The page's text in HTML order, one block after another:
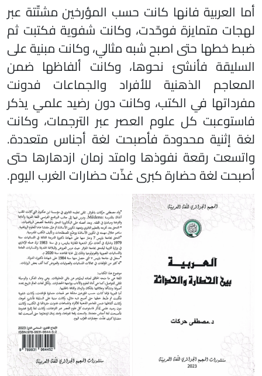
أما العربية فانها كانت حسب المؤرخين مشتّتة عبر
لهجات متمايزة فوحّدت، وكانت شفوية فكتبت ثم
ضبط خطها حتى اصبح شبه مثالي، وكانت مبنية على
السليقة فأنشئ نحوها، وكانت ألفاظها ضمن
المعاجم الذهنية للأفراد والجماعات فدونت
مفرداتها في الكتب، وكانت دون رضيد علمي يذكر
فاستوعبت كل علوم العصر عبر الترجمات، وكانت
لغة إثنية محدودة فأصبحت لغة أجناس متعددة.
واتسعت رقعة نفوذها وامتد زمان ازدهارها حتى
أصبحت لغة حضارة كبرى غذّت حضارات الغرب اليوم.